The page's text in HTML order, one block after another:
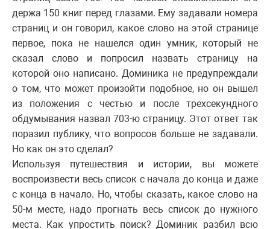
держа 150 книг перед глазами. Ему задавали номера
страниц и он говорил, какое слово на этой странице
первое, пока не нашелся один умник, который не
сказал слово и попросил назвать страницу на
которой оно написано. Доминика не предупреждали
о том, что может произойти подобное, но он вышел
из положения с честью и после трехсекундного
обдумывания назвал 703-ю страницу. Этот ответ так
поразил публику, что вопросов больше не задавали.
Но как он это сделал?
Используя путешествия и истории, вы можете
воспроизвести весь список с начала до конца и даже
с конца в начало. Но, чтобы сказать, какое слово на
50-м месте, надо прогнать весь список до нужного
места. Как упростить поиск? Доминик разбил всю